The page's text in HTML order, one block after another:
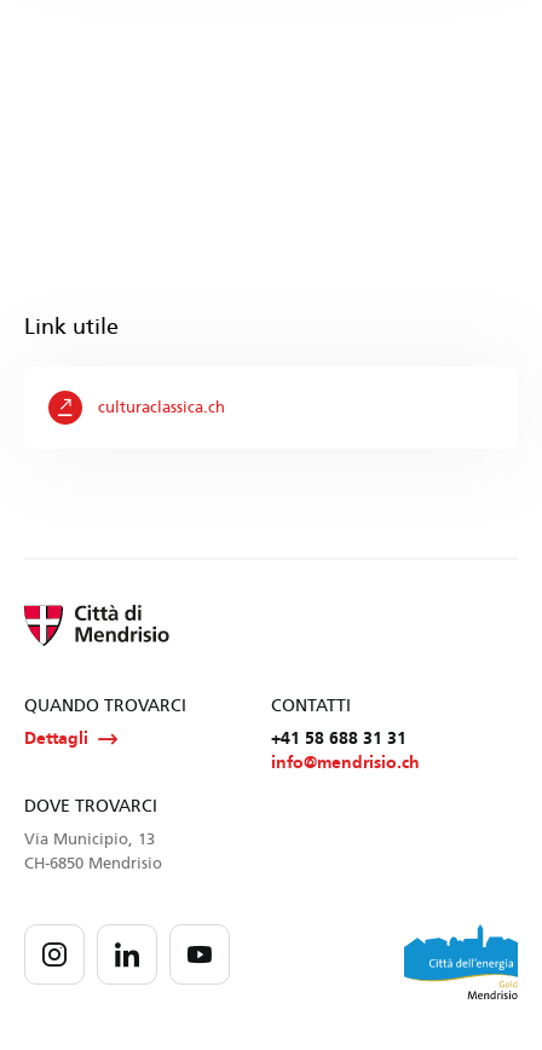
Link utile
culturaclassica.ch
QUANDO TROVARCI
Dettagli
CONTATTI
+41 58 688 31 31
info@mendrisio.ch
DOVE TROVARCI
Via Municipio, 13
CH-6850 Mendrisio